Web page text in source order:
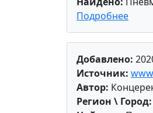
Подробнее
Добавлено:
Источник:
Автор:
Регион \ Город: